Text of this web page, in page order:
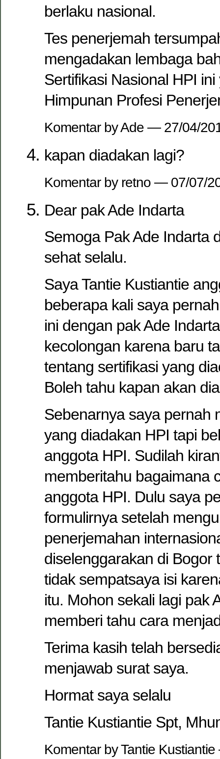
berlaku nasional.
Tes penerjemah
mengadakan lembaga
Sertifikasi Nasional HPI
Himpunan Profesi
Komentar by Ade — 27/04/
kapan diadakan lagi?
Komentar by retno — 07/07/
Dear pak Ade Indarta
Semoga Pak Ade Indarta
sehat selalu.
Saya Tantie Kustiantie
beberapa kali saya
ini dengan pak Ade
kecolongan karena baru
tentang sertifikasi yang
Boleh tahu kapan akan
Sebenarnya saya pernah
yang diadakan HPI tapi
anggota HPI. Sudilah
memberitahu bagaimana
anggota HPI. Dulu saya
formulirnya setelah
penerjemahan
diselenggarakan di Bogor
tidak sempatsaya isi
itu. Mohon sekali lagi pak
memberi tahu cara
Terima kasih telah
menjawab surat saya.
Hormat saya selalu
Tantie Kustiantie Spt,
Komentar by Tantie